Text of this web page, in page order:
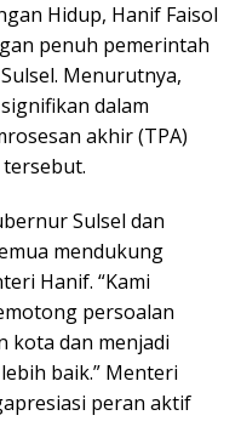
Hidup, Hanif Faisol
penuh pemerintah
Menurutnya,
dalam
akhir (TPA)
Sulsel dan
mendukung
Hanif. “Kami
persoalan
kota dan menjadi
baik.” Menteri
peran aktif